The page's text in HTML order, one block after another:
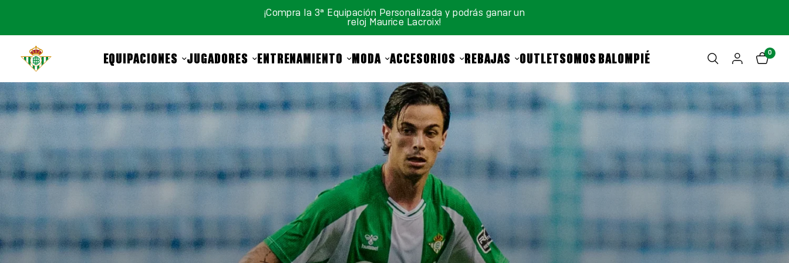
¡Compra la 3ª Equipación Personalizada y podrás ganar un
reloj Maurice Lacroix!
EQUIPACIONES JUGADORES ENTRENAMIENTO MODA ACCESORIOS REBAJAS OUTLETSOMOS BALOMPIÉ 0